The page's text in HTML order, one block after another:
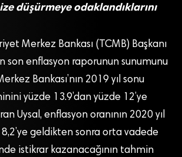
düşürmeye odaklandıklarını
Merkez Bankası (TCMB) Başkanı
son enflasyon raporunun sunumunu
Bankası’nın 2019 yıl sonu
yüzde 13.9’dan yüzde 12’ye
Uysal, enflasyon oranının 2020 yıl
geldikten sonra orta vadede
istikrar kazanacağının tahmin